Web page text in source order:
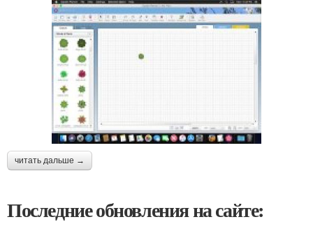
читать дальше →
Последние обновления на сайте: